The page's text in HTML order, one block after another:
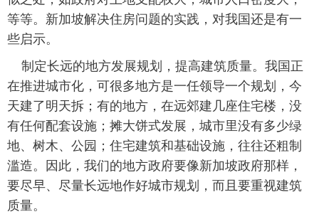
等等。新加坡解决住房问题的实践，对我国还是有一
些启示。
制定长远的地方发展规划，提高建筑质量。我国正
在推进城市化，可很多地方是一任领导一个规划，今
天建了明天拆；有的地方，在远郊建几座住宅楼，没
有任何配套设施；摊大饼式发展，城市里没有多少绿
地、树木、公园；住宅建筑和基础设施，往往还粗制
滥造。因此，我们的地方政府要像新加坡政府那样，
要尽早、尽量长远地作好城市规划，而且要重视建筑
质量。